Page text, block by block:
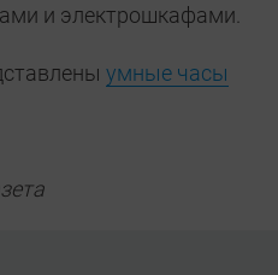
и электрошкафами.
умные часы